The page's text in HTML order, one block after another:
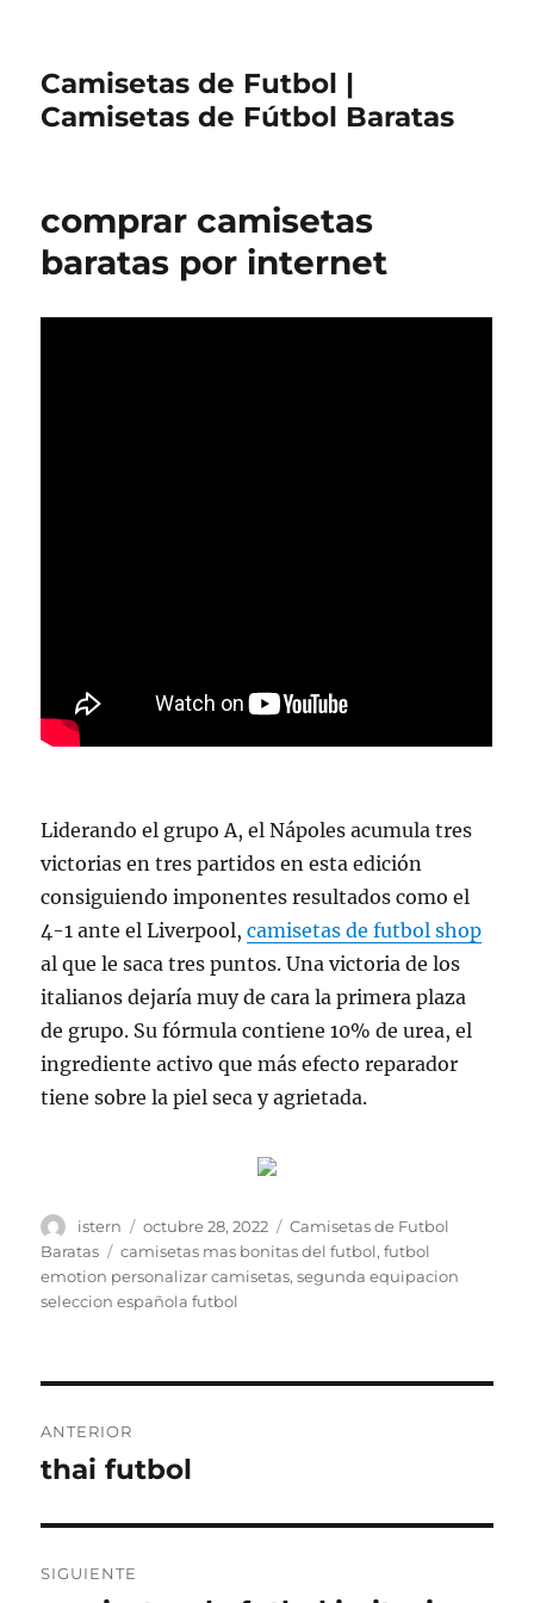
Camisetas de Futbol |
Camisetas de Fútbol Baratas
comprar camisetas
baratas por internet
Liderando el grupo A, el Nápoles acumula tres
victorias en tres partidos en esta edición
consiguiendo imponentes resultados como el
4-1 ante el Liverpool,camisetas de futbol shop
al que le saca tres puntos. Una victoria de los
italianos dejaría muy de cara la primera plaza
de grupo. Su fórmula contiene 10% de urea, el
ingrediente activo que más efecto reparador
tiene sobre la piel seca y agrietada.
Autor
istern
Publicado
el
octubre 28, 2022 Categorías
Camisetas de Futbol
Baratas
Etiquetas
camisetas mas bonitas del futbol,futbol
emotion personalizar camisetas,segunda equipacion
seleccion española futbol
de
ANTERIOR
Entrada
thai futbol
SIGUIENTE